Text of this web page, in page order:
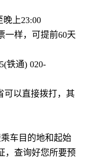
上23:00
一样，可提前60天
铁通) 020-
可以直接拨打，其
车目的地和起始
，查询好您所要预